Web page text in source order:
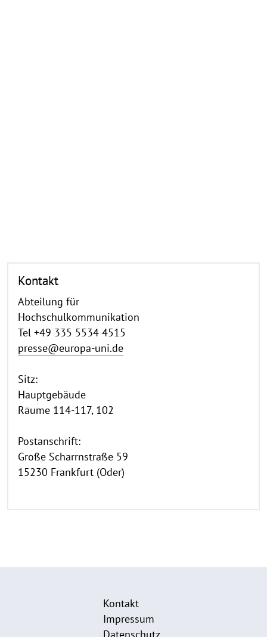
Kontakt
Abteilung für
Hochschulkommunikation
Tel +49 335 5534 4515
presse@europa-uni.de
Sitz:
Hauptgebäude
Räume 114-117, 102
Postanschrift:
Große Scharrnstraße 59
15230 Frankfurt (Oder)
Kontakt
Impressum